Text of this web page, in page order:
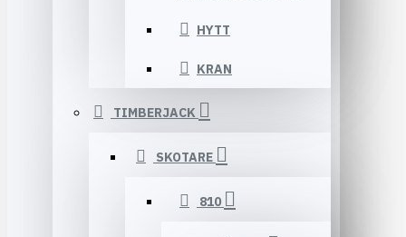
HYTT
KRAN
TIMBERJACK
SKOTARE
810